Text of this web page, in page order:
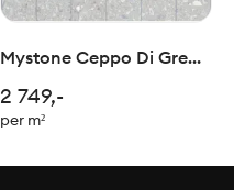
Mystone Ceppo Di Gre
5x5/30x30cm
2 749,-
per m²